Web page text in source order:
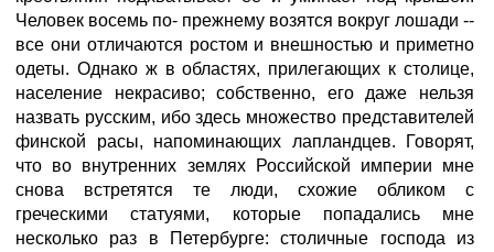
Человек восемь по- прежнему возятся вокруг лошади --
все они отличаются ростом и внешностью и приметно
одеты. Однако ж в областях, прилегающих к столице,
население некрасиво; собственно, его даже нельзя
назвать русским, ибо здесь множество представителей
финской расы, напоминающих лапландцев. Говорят,
что во внутренних землях Российской империи мне
снова встретятся те люди, схожие обликом с
греческими статуями, которые попадались мне
несколько раз в Петербурге: столичные господа из